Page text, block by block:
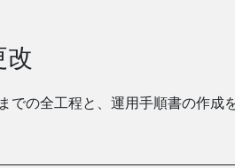
の全工程と、運用手順書の作成を